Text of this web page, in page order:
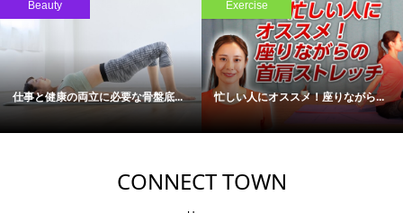
Beauty
仕事と健康の両立に必要な骨盤底...
Exercise
忙しい人にオススメ！座りながら...
CONNECT TOWN